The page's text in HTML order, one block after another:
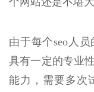
由于每个seo人
具有一定的专业
能力，需要多次